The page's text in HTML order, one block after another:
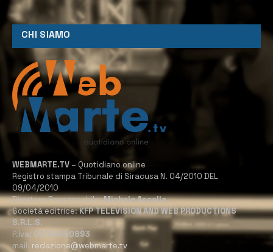
CHI SIAMO
WEBMARTE.TV – Quotidiano online
Registro stampa Tribunale di Siracusa N. 04/2010 DEL
09/04/2010
Direttore Responsabile:Michele Accolla
Società editrice:KFP TELEVISION AND WEB PRODUCTIONS
S.R.L.S.
P.Iva: 02184950893
mail: redazione@webmarte.tv